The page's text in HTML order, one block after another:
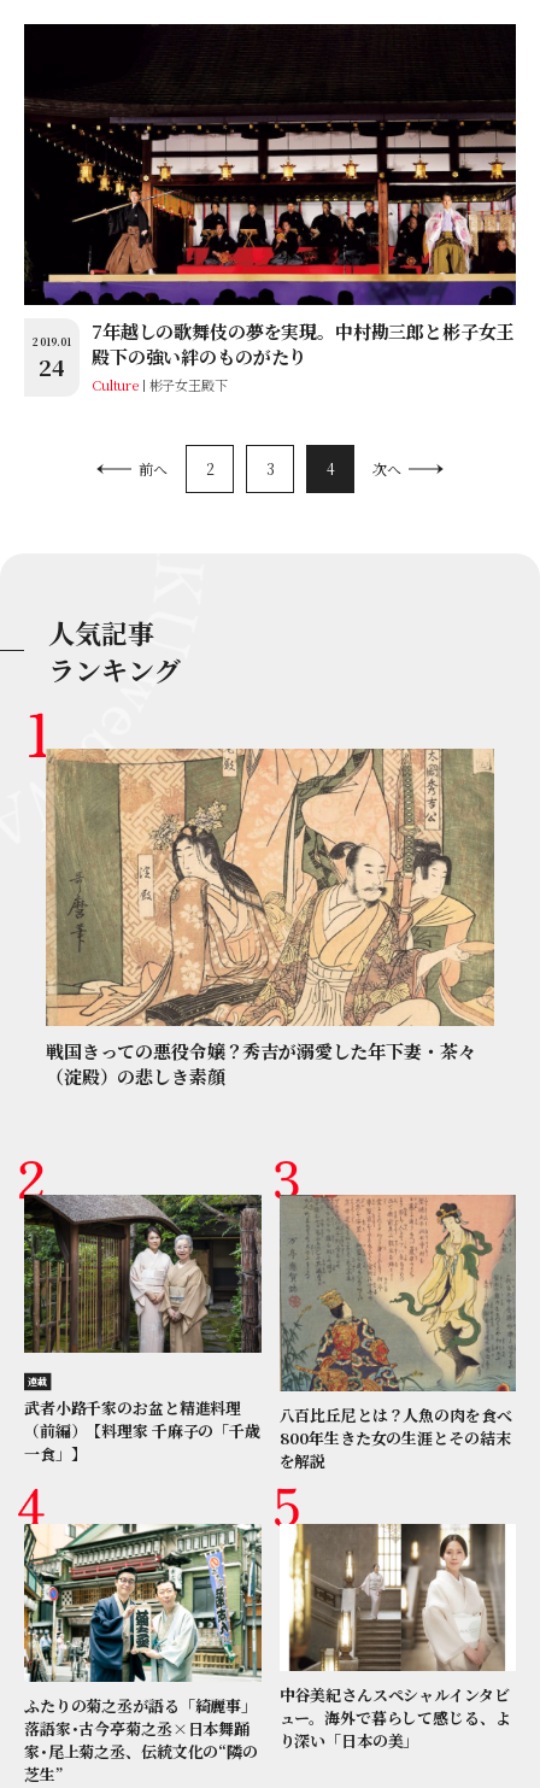
2019.01
24
7年越しの歌舞伎の夢を実現。中村勘三郎と彬子女王
殿下の強い絆のものがたり
Culture 彬子女王殿下
前へ 2 3 4 次へ
人気記事
ランキング
戦国きっての悪役令嬢？秀吉が溺愛した年下妻・茶々
（淀殿）の悲しき素顔
連載
武者小路千家のお盆と精進料理
（前編）【料理家 千麻子の「千歳
一食」】
八百比丘尼とは？人魚の肉を食べ
800年生きた女の生涯とその結末
を解説
ふたりの菊之丞が語る「綺麗事」
落語家･古今亭菊之丞×日本舞踊
家･尾上菊之丞、伝統文化の“隣の
芝生”
中谷美紀さんスペシャルインタビ
ュー。海外で暮らして感じる、よ
り深い「日本の美」